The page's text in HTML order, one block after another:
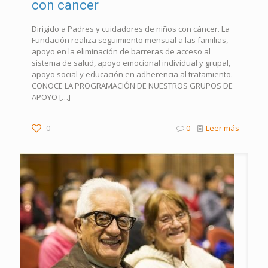
con cancer
Dirigido a Padres y cuidadores de niños con cáncer. La
Fundación realiza seguimiento mensual a las familias,
apoyo en la eliminación de barreras de acceso al
sistema de salud, apoyo emocional individual y grupal,
apoyo social y educación en adherencia al tratamiento.
CONOCE LA PROGRAMACIÓN DE NUESTROS GRUPOS DE
APOYO […]
0 0 Leer más